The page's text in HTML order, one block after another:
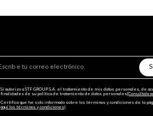
Sí autorizo a STF GROUP S.A. el tratamiento de mis datos personales, de
finalidades de su política de tratamiento de datos personales‎(Consúltala
Certifico que he sido informado sobre los términos y condiciones de la
aquí los términos y condiciones)